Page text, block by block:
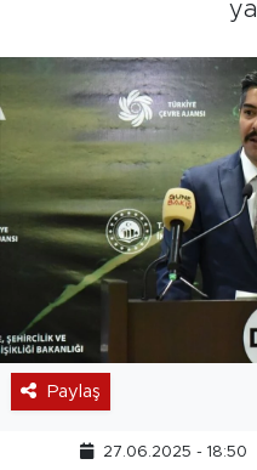
Paylaş
27.06.2025 - 18:50